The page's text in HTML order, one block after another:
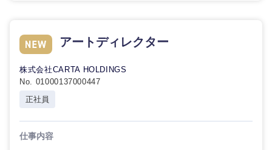
高知県
アートディレクター
株式会社CARTA HOLDINGS
No. 01000137000447
正社員
仕事内容